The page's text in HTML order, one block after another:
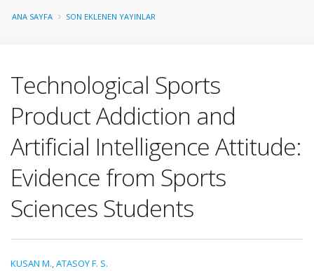
ANA SAYFA SON EKLENEN YAYINLAR
Technological Sports
Product Addiction and
Artificial Intelligence Attitude:
Evidence from Sports
Sciences Students
KUSAN M.,ATASOY F. S.